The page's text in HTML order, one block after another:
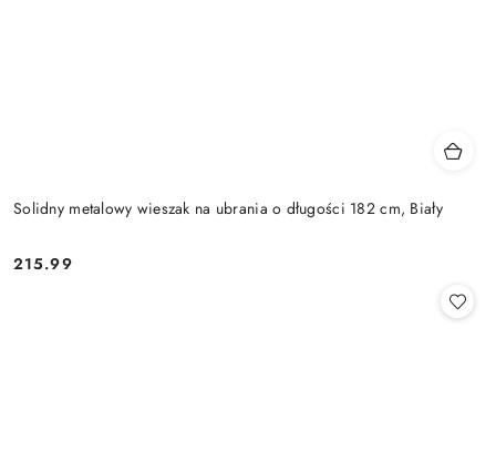
Solidny metalowy wieszak na ubrania o długości 182 cm, Biały
Cena:
215.99